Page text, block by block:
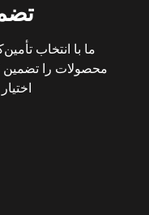
ما با انتخاب
محصولات را تضمین